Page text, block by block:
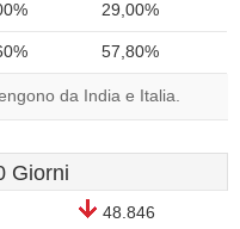
29,00%
57,80%
da India e Italia.
Giorni
48.846